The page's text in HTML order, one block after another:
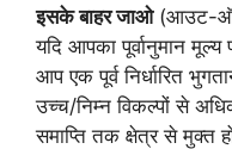
इसके बाहर जाओ(आउट-
यदि आपका पूर्वानुमान मूल्य
आप एक पूर्व निर्धारित
उच्च/निम्न विकल्पों से
समाप्ति तक क्षेत्र से मुक्त